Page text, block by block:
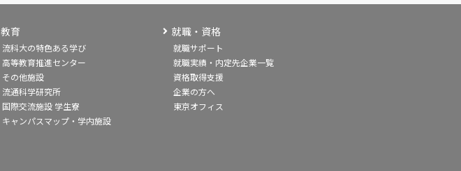
教育
流科大の特色ある学び
高等教育推進センター
その他施設
流通科学研究所
国際交流施設 学生寮
キャンパスマップ・学内施設
就職・資格
就職サポート
就職実績・内定先企業一覧
資格取得支援
企業の方へ
東京オフィス